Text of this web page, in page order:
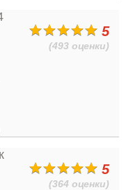
5
(493 оценки)
5
(364 оценки)